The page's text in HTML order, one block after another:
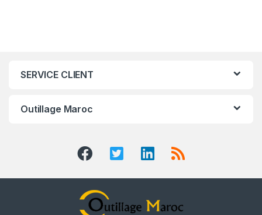
SERVICE CLIENT
Outillage Maroc